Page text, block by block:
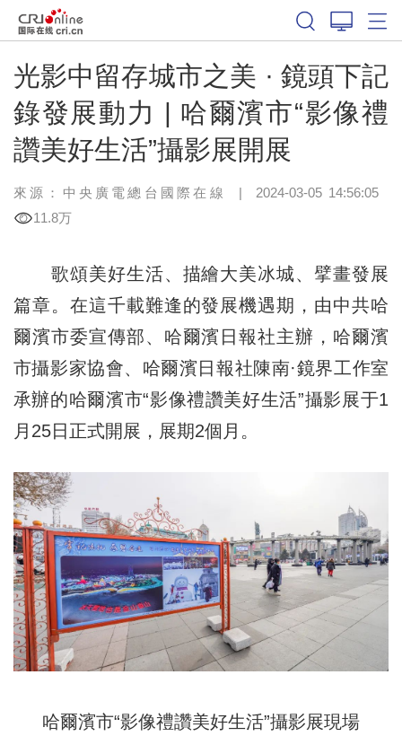
光影中留存城市之美 · 鏡頭下記
錄發展動力 | 哈爾濱市“影像禮
讚美好生活”攝影展開展
來源：中央廣電總台國際在線 | 2024-03-05 14:56:05
11.8万
歌頌美好生活、描繪大美冰城、擘畫發展
篇章。在這千載難逢的發展機遇期，由中共哈
爾濱市委宣傳部、哈爾濱日報社主辦，哈爾濱
市攝影家協會、哈爾濱日報社陳南·鏡界工作室
承辦的哈爾濱市“影像禮讚美好生活”攝影展于1
月25日正式開展，展期2個月。
哈爾濱市“影像禮讚美好生活”攝影展現場